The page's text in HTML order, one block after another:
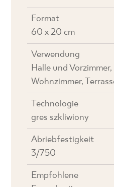
Format
60 x 20 cm
Verwendung
Halle und
Wohnzimmer,
Technologie
gres szkliwiony
Abriebfestigkeit
3/750
Empfohlene